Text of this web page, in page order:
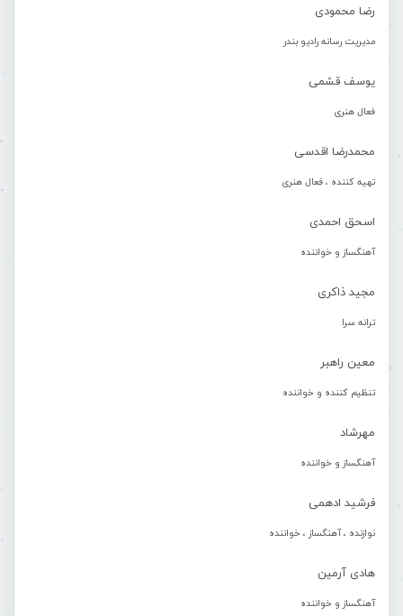
رضا محمودی
مدیریت رسانه رادیو بندر
یوسف قشمی
فعال هنری
محمدرضا اقدسی
تهیه کننده ، فعال هنری
اسحق احمدی
آهنگساز و خواننده
مجید ذاکری
ترانه سرا
معین راهبر
تنظیم کننده و خواننده
مهرشاد
آهنگساز و خواننده
فرشید ادهمی
نوازنده ، آهنگساز ، خواننده
هادی آرمین
آهنگساز و خواننده